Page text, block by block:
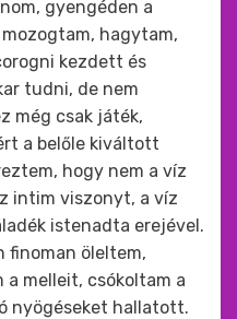
gyengéden a
hagytam,
kezdett és
tudni, de nem
még csak játék,
a belőle kiváltott
hogy nem a víz
intim viszonyt, a víz
istenadta erejével.
finoman öleltem,
melleit, csókoltam a
nyögéseket hallatott.